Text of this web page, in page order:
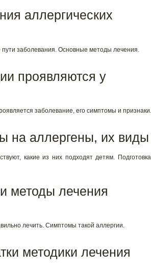
аллергических
заболевания. Основные методы лечения.
проявляются у
заболевание, его симптомы и признаки.
на аллергены, их виды
какие из них подходят детям.
методы лечения
лечить. Симптомы такой аллергии.
методики лечения